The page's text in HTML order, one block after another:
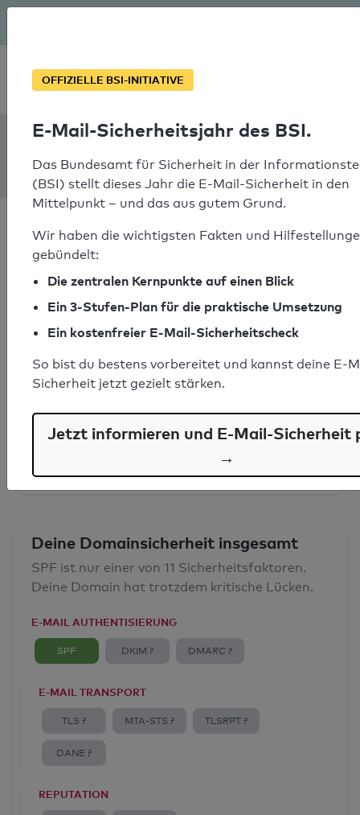
Soforthilfe bei Notfällen
torstensenf.de
SPF-Check bestanden
Ihr SPF-Record Prüfergebnis
SPF-Record gefunden
Syntaxprüfung: 0 Fehler
Deine Domainsicherheit insgesamt
SPF ist nur einer von 11 Sicherheitsfaktoren.
Deine Domain hat trotzdem kritische Lücken.
E-MAIL AUTHENTISIERUNG
SPF DKIM ? DMARC ?
E-MAIL TRANSPORT
TLS ? MTA-STS ? TLSRPT ?
DANE ?
REPUTATION
OFFIZIELLE BSI-INITIATIVE
E-Mail-Sicherheitsjahr des BSI.
Das Bundesamt für Sicherheit in der
(BSI) stellt dieses Jahr die E-Mail-Sicherheit in den
Mittelpunkt – und das aus gutem Grund.
Wir haben die wichtigsten Fakten und
gebündelt:
Die zentralen Kernpunkte auf einen Blick
Ein 3-Stufen-Plan für die praktische Umsetzung
Ein kostenfreier E-Mail-Sicherheitscheck
So bist du bestens vorbereitet und kannst deine E-
Sicherheit jetzt gezielt stärken.
Jetzt informieren und E-Mail-Sicherheit
→